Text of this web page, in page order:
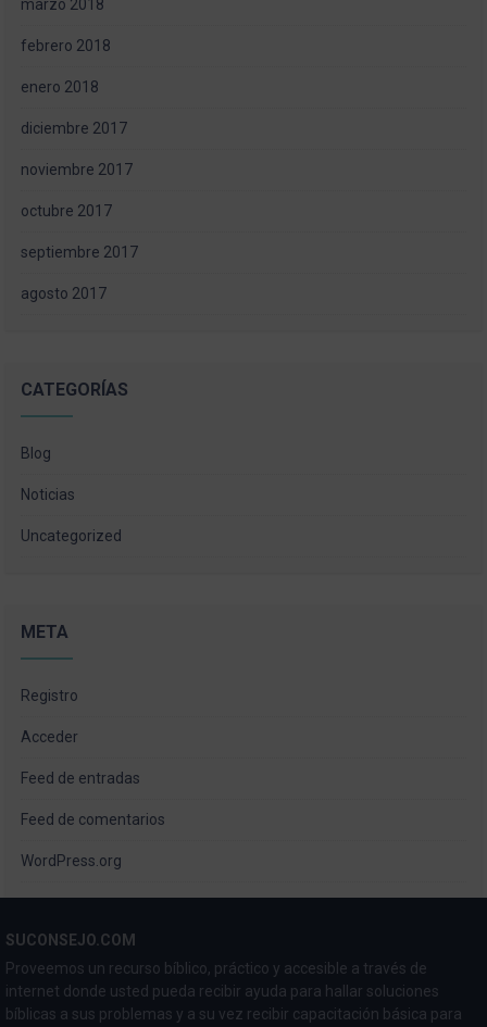
marzo 2018
febrero 2018
enero 2018
diciembre 2017
noviembre 2017
octubre 2017
septiembre 2017
agosto 2017
CATEGORÍAS
Blog
Noticias
Uncategorized
META
Registro
Acceder
Feed de entradas
Feed de comentarios
WordPress.org
SUCONSEJO.COM
Proveemos un recurso bíblico, práctico y accesible a través de
internet donde usted pueda recibir ayuda para hallar soluciones
bíblicas a sus problemas y a su vez recibir capacitación básica para